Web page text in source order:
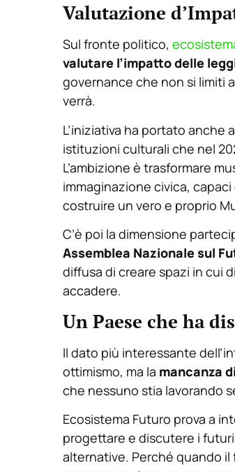
Valutazione
Sul fronte politico,
valutare l’impatto delle
governance che non si limiti
verrà.
L’iniziativa ha portato anche
istituzioni culturali che nel
L’ambizione è trasformare
immaginazione civica,
costruire un vero e proprio
C’è poi la dimensione
Assemblea Nazionale sul
diffusa di creare spazi in cui
accadere.
Un Paese che ha
Il dato più interessante
ottimismo, ma la mancanza
che nessuno stia lavorando
Ecosistema Futuro prova a
progettare e discutere i
alternative. Perché quando